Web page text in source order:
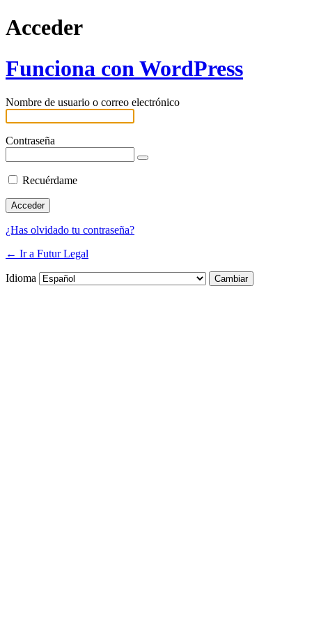
Acceder
Funciona con WordPress
Nombre de usuario o correo electrónico
Contraseña
Recuérdame
¿Has olvidado tu contraseña?
← Ir a Futur Legal
Idioma